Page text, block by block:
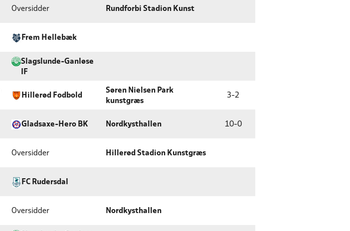
Oversidder Rundforbi Stadion Kunst
Frem Hellebæk
Slagslunde-Ganløse
IF
Hillerød Fodbold
Søren Nielsen Park
kunstgræs
3-2
Gladsaxe-Hero BK Nordkysthallen 10-0
Oversidder Hillerød Stadion Kunstgræs
FC Rudersdal
Oversidder Nordkysthallen